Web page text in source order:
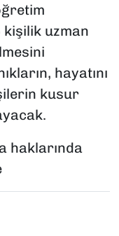
uzman
hayatını
kusur
haklarında